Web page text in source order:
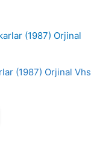
(1987) Orjinal Vhs